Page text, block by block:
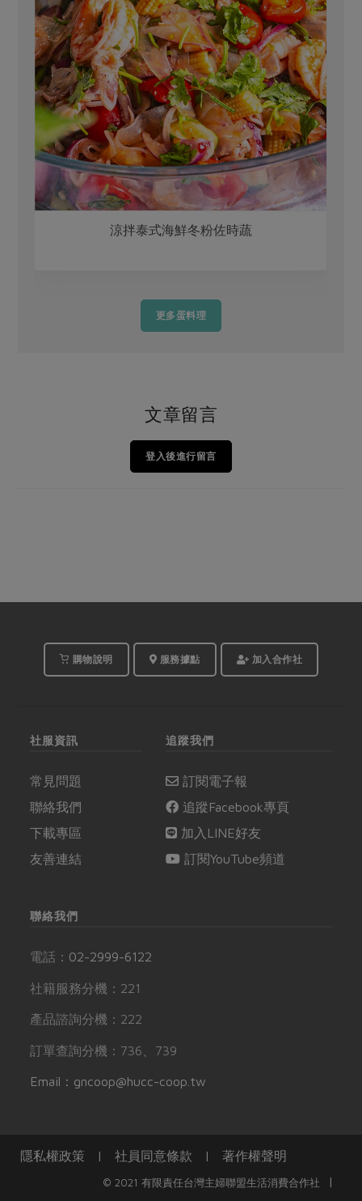
涼拌泰式海鮮冬粉佐時蔬
更多蛋料理
文章留言
登入後進行留言
購物說明 服務據點 加入合作社
社服資訊
常見問題
聯絡我們
下載專區
友善連結
追蹤我們
訂閱電子報
追蹤Facebook專頁
加入LINE好友
訂閱YouTube頻道
聯絡我們
電話： 02-2999-6122
社籍服務分機：221
產品諮詢分機：222
訂單查詢分機：736、739
Email：gncoop@hucc-coop.tw
隱私權政策 | 社員同意條款 | 著作權聲明
© 2021 有限責任台灣主婦聯盟生活消費合作社 |